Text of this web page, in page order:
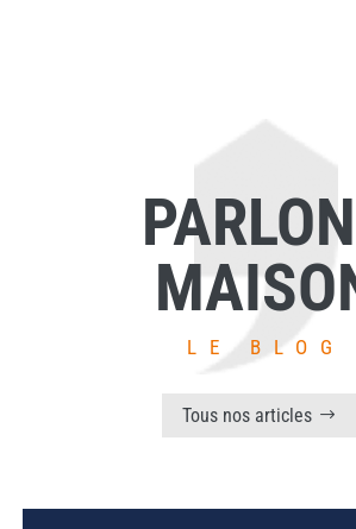
LE BLOG
Tous nos articles